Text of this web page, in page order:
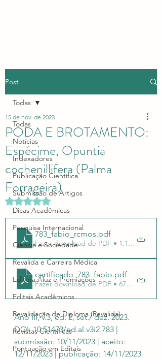
Post
Todas
Notícias
Indexadores
Publicação Científica
Submissão de Artigos
Dicas Acadêmicas
Pesquisa Internacional
Ciência e Sociedade
Revalida e Carreira Médica
Editora Aluz e Premiações
Editais Acadêmicos
Revalidação de Diploma (Revalida)
Revistas Científicas
Pontuação em Editais
Todas
PODA E BROTAMENTO:
Espécime, Opuntia
cochenillifera (Palma
Forrageira)
15 de nov. de 2023
Avaliado com NaN de 5 estrelas.
783_fabio_rcmos.pdf
Fazer download de PDF • 1.13MB
certificado_783_fabio.pdf
Fazer download de PDF • 676KB
Ano III, v.3, ed. 2, set./ dez. 2023.
DOI: 10.51473/ed.al.v3i2.783 |
submissão: 10/11/2023 | aceito:
12/11/2023 | publicação: 14/11/2023